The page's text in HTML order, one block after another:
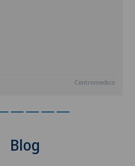
Centromedico
Blog